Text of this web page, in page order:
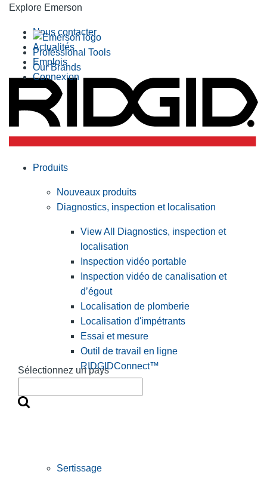
Explore Emerson
Professional Tools
Our Brands
Nous contacter
Actualités
Emplois
Connexion
Sélectionnez un pays
Produits
Nouveaux produits
Diagnostics, inspection et localisation
View All Diagnostics, inspection et
localisation
Inspection vidéo portable
Inspection vidéo de canalisation et
d’égout
Localisation de plomberie
Localisation d'impétrants
Essai et mesure
Outil de travail en ligne
RIDGIDConnect™
Sertissage